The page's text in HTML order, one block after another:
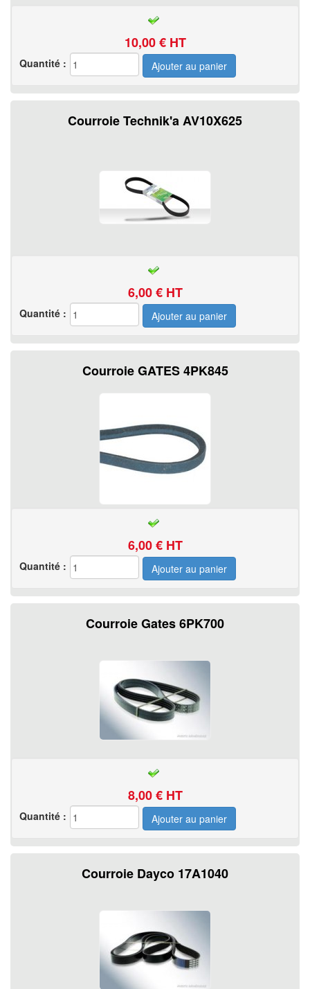
10,00€ HT
Quantité :
Courroie Technik'a AV10X625
6,00€ HT
Quantité :
Courroie GATES 4PK845
6,00€ HT
Quantité :
Courroie Gates 6PK700
8,00€ HT
Quantité :
Courroie Dayco 17A1040